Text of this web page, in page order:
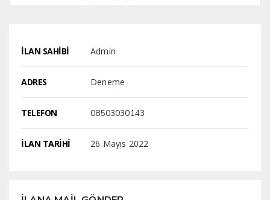
İLAN SAHİBİ Admin
ADRES Deneme
TELEFON 08503030143
İLAN TARİHİ 26 Mayıs 2022